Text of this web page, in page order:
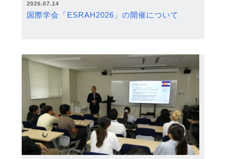
2026.07.14
国際学会「ESRAH2026」の開催について